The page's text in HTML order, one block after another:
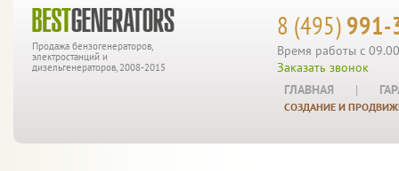
Продажа бензогенераторов,
электростанций и
дизельгенераторов, 2008-2015
8 (495)
Время работы с
Заказать звонок
ГЛАВНАЯ
|
СОЗДАНИЕ И